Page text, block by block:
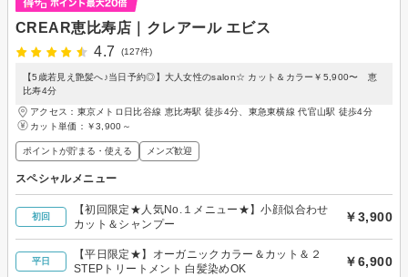
CREAR恵比寿店｜クレアール エビス
4.7
(127件)
【5歳若見え艶髪へ♪当日予約◎】大人女性のsalon☆ カット＆カラー￥5,900〜 恵
比寿4分
アクセス：東京メトロ日比谷線 恵比寿駅 徒歩4分、東急東横線 代官山駅 徒歩4分
カット単価： ￥3,900～
ポイントが貯まる・使える メンズ歓迎
スペシャルメニュー
初回
【初回限定★人気No.１メニュー★】小顔似合わせ
カット＆シャンプー
￥3,900
平日
【平日限定★】オーガニックカラー＆カット＆２
STEPトリートメント 白髪染めOK
￥6,900